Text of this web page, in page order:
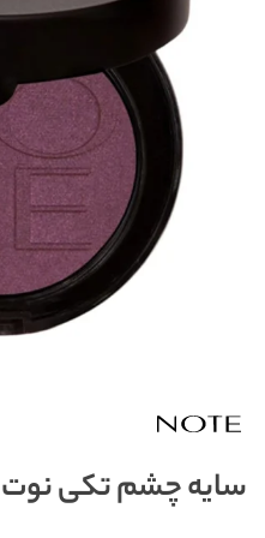
سایه چشم تکی نوت luminous 10